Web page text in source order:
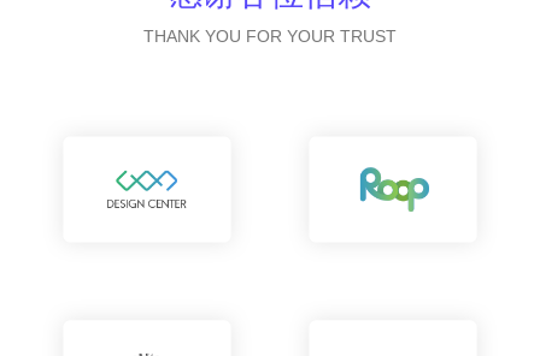
THANK YOU FOR YOUR TRUST